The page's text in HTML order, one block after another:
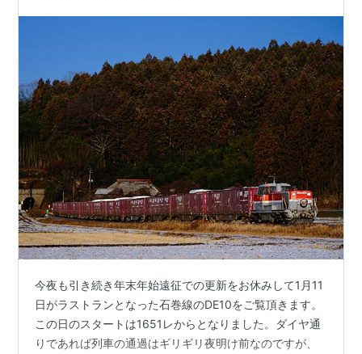
今夜も引き続き年末年始遠征での更新をお休みして1月11
日がラストランとなった石巻線のDE10をご覧頂きます。
この日のスタートは1651レからとなりました。ダイヤ通
りであれば列車の通過はギリギリ夜明け前なのですが、